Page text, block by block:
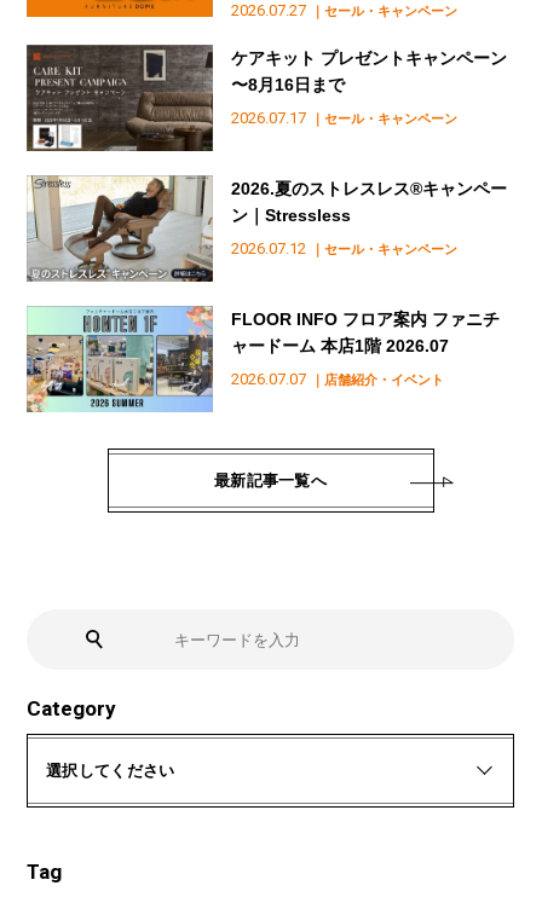
Category
選択してください
Tag
2026.07.27 ｜セール・キャンペーン
2026.07.17 ｜セール・キャンペーン
ケアキット プレゼントキャンペーン
〜8月16日まで
2026.07.12 ｜セール・キャンペーン
2026.夏のストレスレス®︎キャンペー
ン｜Stressless
2026.07.07 ｜店舗紹介・イベント
FLOOR INFO フロア案内 ファニチ
ャードーム 本店1階 2026.07
最新記事一覧へ